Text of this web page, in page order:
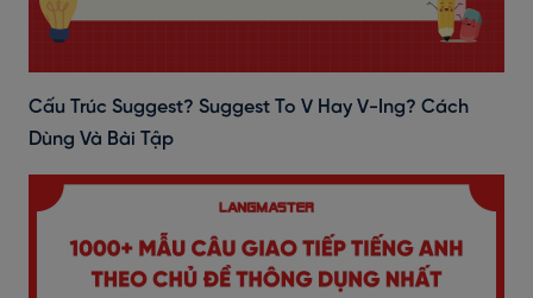
Cấu Trúc Suggest? Suggest To V Hay V-Ing? Cách
Dùng Và Bài Tập